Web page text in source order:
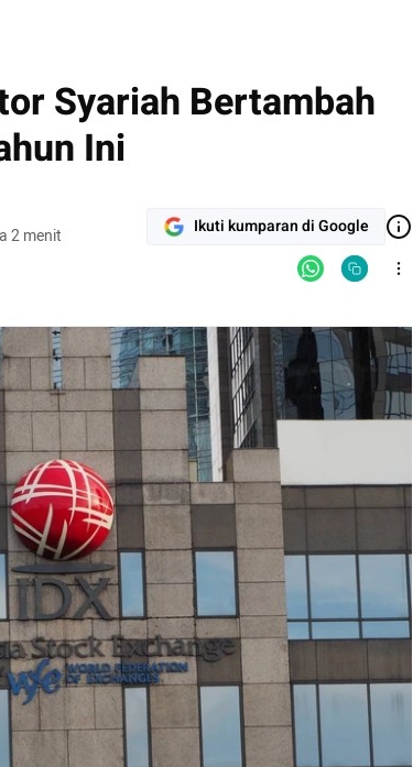
Syariah Bertambah
Ini
2 menit Ikuti kumparan di Google